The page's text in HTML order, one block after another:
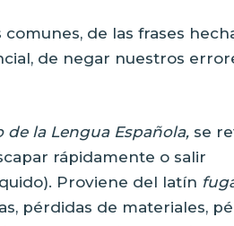
de las frases
de negar nuestros
de la Lengua Española, se
rápidamente o salir
Proviene del latín
pérdidas de materiales,